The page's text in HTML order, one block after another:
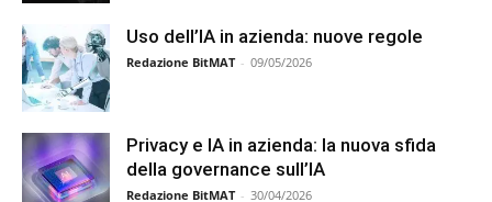
Uso dell’IA in azienda: nuove regole
Redazione BitMAT - 09/05/2026
Privacy e IA in azienda: la nuova sfida
della governance sull’IA
Redazione BitMAT - 30/04/2026